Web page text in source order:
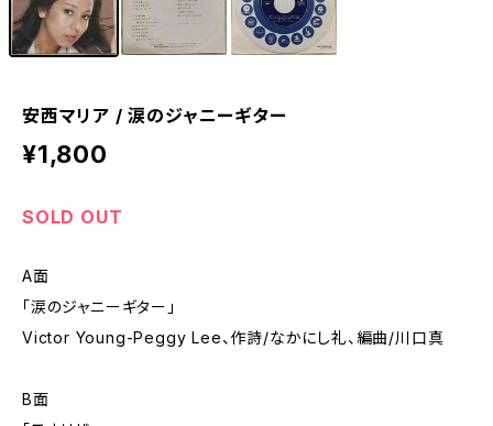
安西マリア / 涙のジャニーギター
¥1,800
SOLD OUT
A面
「涙のジャニーギター」
Victor Young-Peggy Lee、作詩/なかにし礼、編曲/川口真
B面